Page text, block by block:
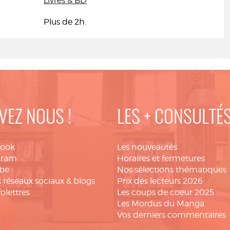
Plus de 2h.
NOUS !
réseaux sociaux & blogs
LES +
Les nouveautés
Horaires et fermetures
Nos sélections thématiques
Prix des lecteurs 2026
Les coups de coeur 2025
Les Mordus du Manga
Vos derniers commentaires